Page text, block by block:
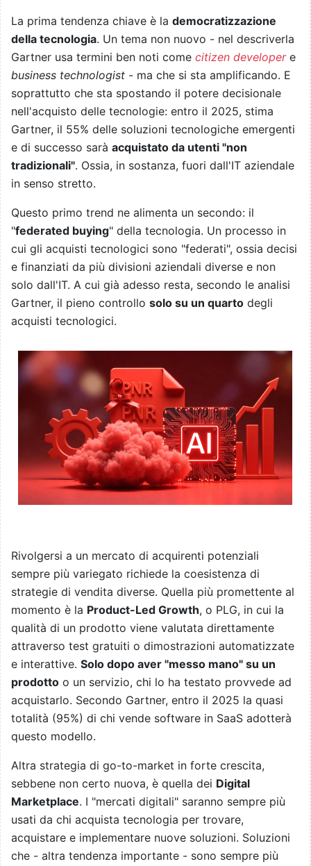
La prima tendenza chiave è la democratizzazione
della tecnologia. Un tema non nuovo - nel descriverla
Gartner usa termini ben noti come citizen developere
business technologist - ma che si sta amplificando. E
soprattutto che sta spostando il potere decisionale
nell'acquisto delle tecnologie: entro il 2025, stima
Gartner, il 55% delle soluzioni tecnologiche emergenti
e di successo sarà acquistato da utenti "non
tradizionali". Ossia, in sostanza, fuori dall'IT aziendale
in senso stretto.
Questo primo trend ne alimenta un secondo: il
"federated buying" della tecnologia. Un processo in
cui gli acquisti tecnologici sono "federati", ossia decisi
e finanziati da più divisioni aziendali diverse e non
solo dall'IT. A cui già adesso resta, secondo le analisi
Gartner, il pieno controllo solo su un quarto degli
acquisti tecnologici.
Rivolgersi a un mercato di acquirenti potenziali
sempre più variegato richiede la coesistenza di
strategie di vendita diverse. Quella più promettente al
momento è la Product-Led Growth, o PLG, in cui la
qualità di un prodotto viene valutata direttamente
attraverso test gratuiti o dimostrazioni automatizzate
e interattive. Solo dopo aver "messo mano" su un
prodotto o un servizio, chi lo ha testato provvede ad
acquistarlo. Secondo Gartner, entro il 2025 la quasi
totalità (95%) di chi vende software in SaaS adotterà
questo modello.
Altra strategia di go-to-market in forte crescita,
sebbene non certo nuova, è quella dei Digital
Marketplace. I "mercati digitali" saranno sempre più
usati da chi acquista tecnologia per trovare,
acquistare e implementare nuove soluzioni. Soluzioni
che - altra tendenza importante - sono sempre più